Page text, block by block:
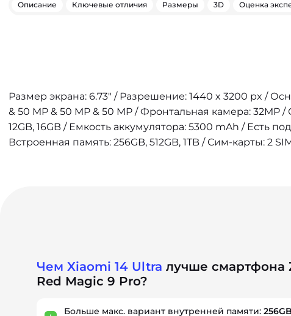
Описание Ключевые отличия Размеры 3D Оценка
Размер экрана: 6.73" / Разрешение: 1440 x 3200 px /
& 50 MP & 50 MP & 50 MP / Фронтальная камера: 32MP
12GB, 16GB / Емкость аккумулятора: 5300 mAh / Есть
Встроенная память: 256GB, 512GB, 1TB / Сим-карты: 2
Чем Xiaomi 14 Ultra лучше смартфона
Red Magic 9 Pro?
Больше макс. вариант внутренней памяти: